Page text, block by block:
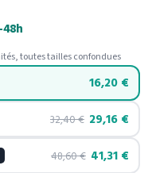
toutes tailles confondues
16,20 €
32,40€ 29,16 €
48,60€ 41,31 €